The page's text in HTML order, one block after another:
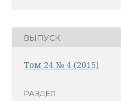
ВЫПУСК
Том 24 № 4 (2015)
РАЗДЕЛ